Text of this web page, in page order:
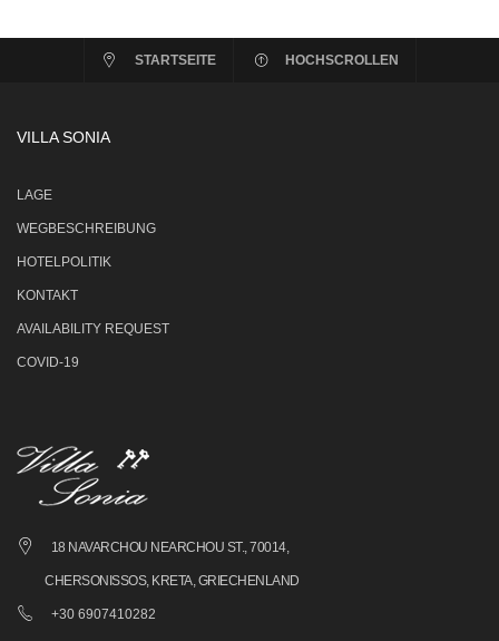
STARTSEITE HOCHSCROLLEN
VILLA SONIA
LAGE
WEGBESCHREIBUNG
HOTELPOLITIK
KONTAKT
AVAILABILITY REQUEST
COVID-19
18 NAVARCHOU NEARCHOU ST., 70014,
CHERSONISSOS, KRETA, GRIECHENLAND
+30 6907410282